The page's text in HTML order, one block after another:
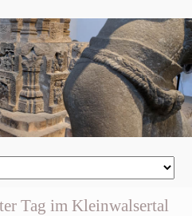
Tag im Kleinwalsertal